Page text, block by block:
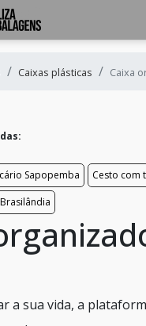
Caixas plásticas Caixa
Sapopemba Cesto com
a sua vida, a